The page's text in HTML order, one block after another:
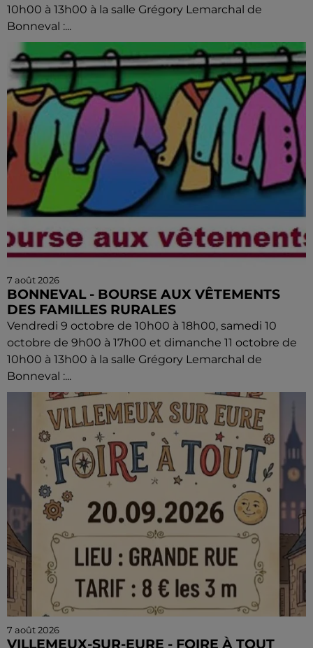
10h00 à 13h00 à la salle Grégory Lemarchal de
Bonneval :...
7 août 2026
BONNEVAL - BOURSE AUX VÊTEMENTS
DES FAMILLES RURALES
Vendredi 9 octobre de 10h00 à 18h00, samedi 10
octobre de 9h00 à 17h00 et dimanche 11 octobre de
10h00 à 13h00 à la salle Grégory Lemarchal de
Bonneval :...
7 août 2026
VILLEMEUX-SUR-EURE - FOIRE À TOUT